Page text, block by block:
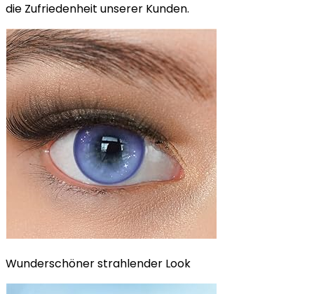
die Zufriedenheit unserer Kunden.
Wunderschöner strahlender Look